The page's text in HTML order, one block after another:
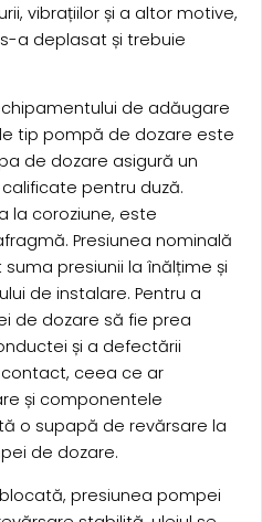
vibrațiilor și a altor motive,
a deplasat și trebuie
de adăugare
tip pompă de dozare este
de dozare asigură un
pentru duză.
la coroziune, este
Presiunea nominală
presiunii la înălțime și
de instalare. Pentru a
de dozare să fie prea
și a defectării
ceea ce ar
și componentele
o supapă de revărsare la
de dozare.
presiunea pompei